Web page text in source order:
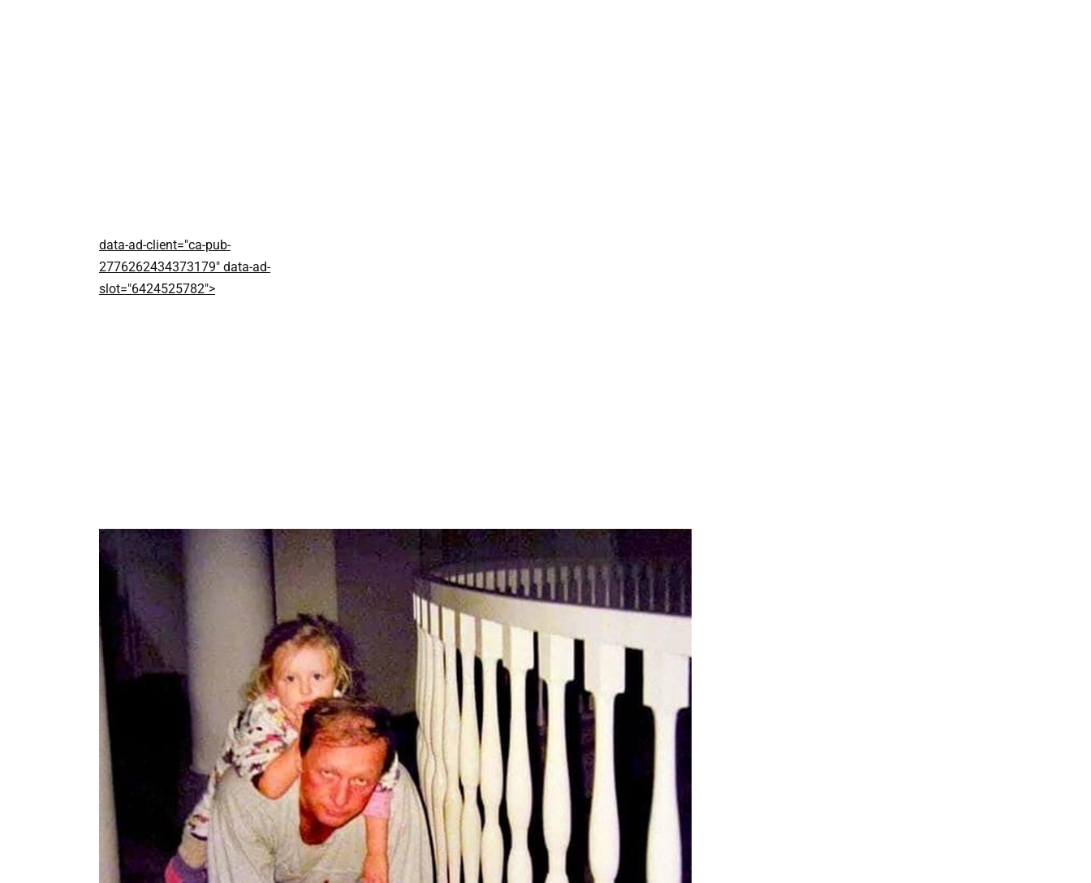
data-ad-client="ca-pub-
2776262434373179" data-ad-
slot="6424525782">